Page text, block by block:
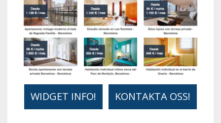
WIDGET INFO! KONTAKTA OSS!